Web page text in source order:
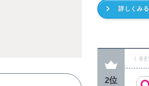
詳しくみる
2位